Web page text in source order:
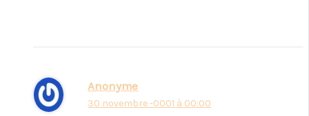
Anonyme
30 novembre -0001 à 00:00